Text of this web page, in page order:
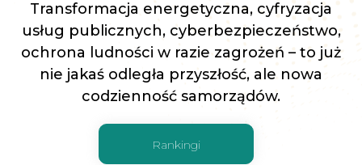
Transformacja energetyczna, cyfryzacja
usług publicznych, cyberbezpieczeństwo,
ochrona ludności w razie zagrożeń – to już
nie jakaś odległa przyszłość, ale nowa
codzienność samorządów.
Rankingi